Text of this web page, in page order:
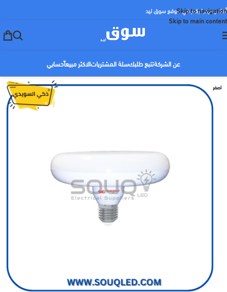
Skip to navigation
Skip to main content
أهلا ومرحبا بكم في موقع سوق ليد
عن الشركةتتبع طلبكسلة المشترياتالاكثر مبيعاًحسابي
اصفر